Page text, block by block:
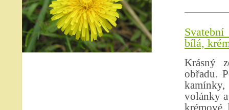
bílá,
Krásný
obřadu.
kamínky,
volánky
krémové